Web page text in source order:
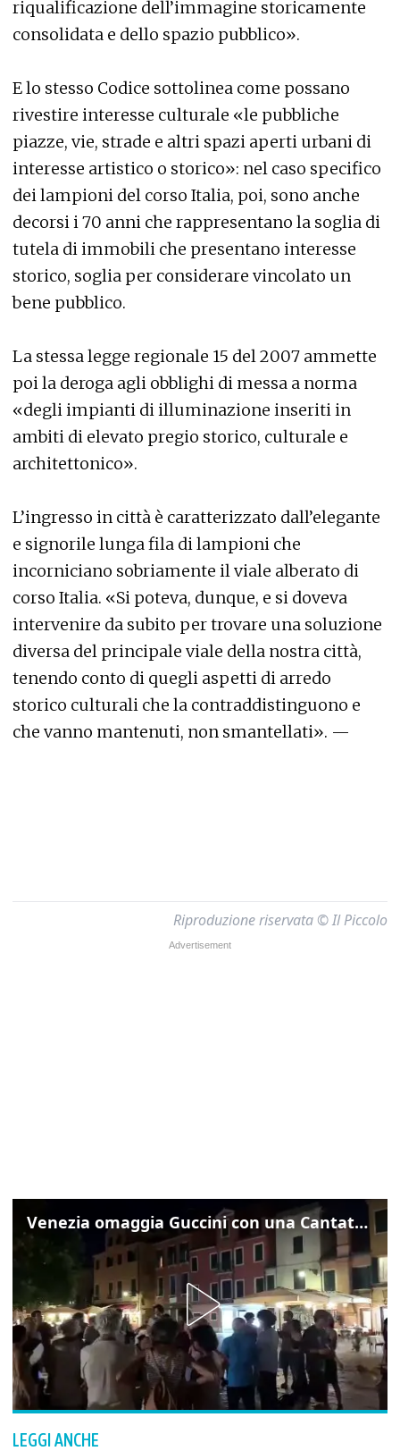
riqualificazione dell’immagine storicamente
consolidata e dello spazio pubblico».
E lo stesso Codice sottolinea come possano
rivestire interesse culturale «le pubbliche
piazze, vie, strade e altri spazi aperti urbani di
interesse artistico o storico»: nel caso specifico
dei lampioni del corso Italia, poi, sono anche
decorsi i 70 anni che rappresentano la soglia di
tutela di immobili che presentano interesse
storico, soglia per considerare vincolato un
bene pubblico.
La stessa legge regionale 15 del 2007 ammette
poi la deroga agli obblighi di messa a norma
«degli impianti di illuminazione inseriti in
ambiti di elevato pregio storico, culturale e
architettonico».
L’ingresso in città è caratterizzato dall’elegante
e signorile lunga fila di lampioni che
incorniciano sobriamente il viale alberato di
corso Italia. «Si poteva, dunque, e si doveva
intervenire da subito per trovare una soluzione
diversa del principale viale della nostra città,
tenendo conto di quegli aspetti di arredo
storico culturali che la contraddistinguono e
che vanno mantenuti, non smantellati». —
Riproduzione riservata © Il Piccolo
Venezia omaggia Guccini con una Cantata Anarchica in campo Santa Margherita
LEGGI ANCHE